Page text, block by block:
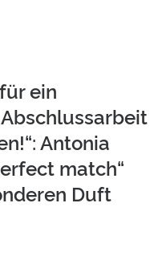
ein
Antonia
match“
Duft